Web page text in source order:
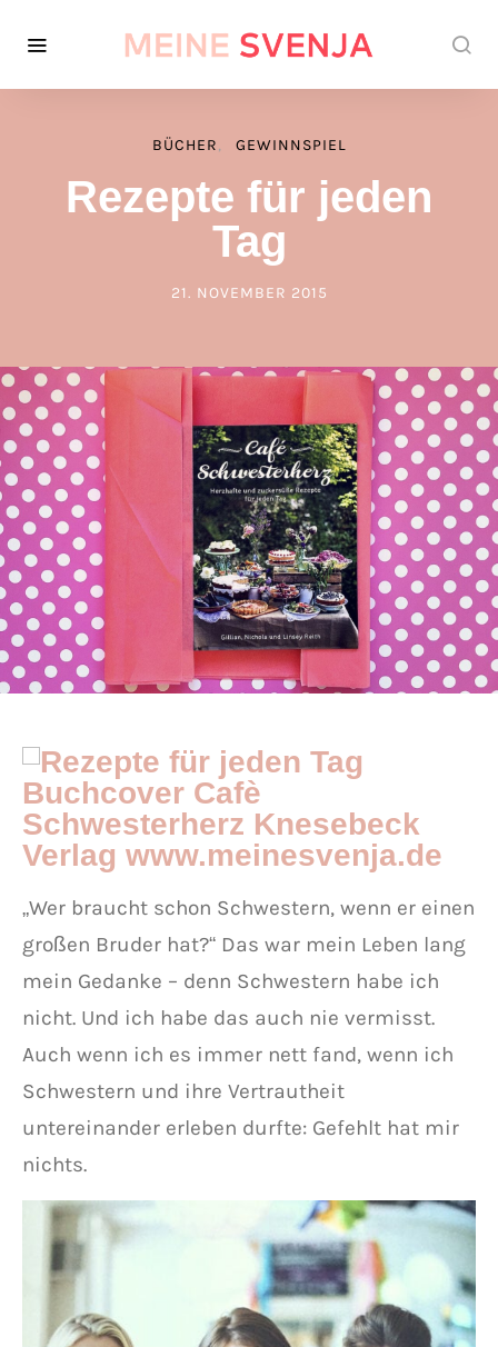
BÜCHER GEWINNSPIEL
Rezepte für jeden
Tag
POSTED ON
21. NOVEMBER 2015
„Wer braucht schon Schwestern, wenn er einen
großen Bruder hat?“ Das war mein Leben lang
mein Gedanke – denn Schwestern habe ich
nicht. Und ich habe das auch nie vermisst.
Auch wenn ich es immer nett fand, wenn ich
Schwestern und ihre Vertrautheit
untereinander erleben durfte: Gefehlt hat mir
nichts.